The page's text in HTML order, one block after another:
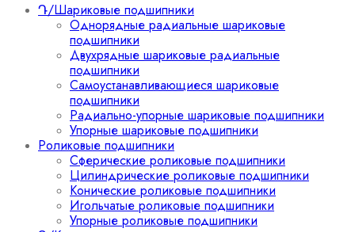
Դ/Шариковые подшипники
Однорядные радиальные шариковые
подшипники
Двухрядные шариковые радиальные
подшипники
Самоустанавливающиеся шариковые
подшипники
Радиально-упорные шариковые подшипники
Упорные шариковые подшипники
Роликовые подшипники
Сферические роликовые подшипники
Цилиндрические роликовые подшипники
Конические роликовые подшипники
Игольчатые роликовые подшипники
Упорные роликовые подшипники